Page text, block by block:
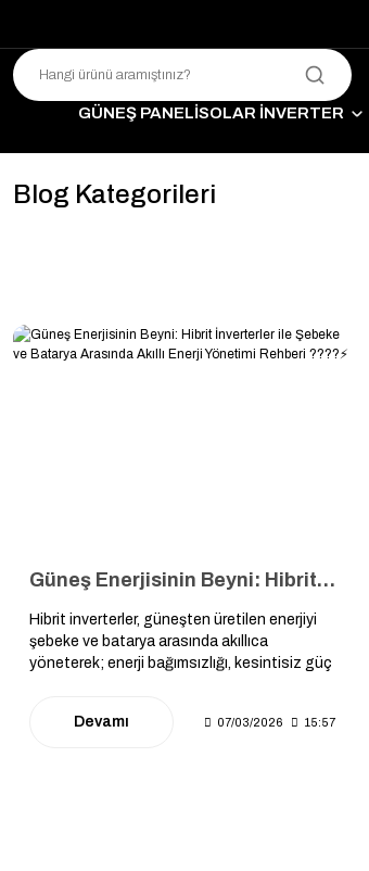
GÜNEŞ PANELİSOLAR İNVERTER
Blog Kategorileri
Güneş Enerjisinin Beyni: Hibrit İnverterler ile Şebeke ve Batarya Arasında Akıllı Enerji Yönetimi Rehberi ????⚡
Hibrit inverterler, güneşten üretilen enerjiyi
şebeke ve batarya arasında akıllıca
yöneterek; enerji bağımsızlığı, kesintisiz güç
bileşenidir.Devamı 07/03/2026 15:57